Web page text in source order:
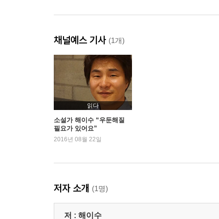
채널예스 기사 (1개)
읽다
소설가 해이수 “우둔해질
필요가 있어요”
2016년 08월 22일
저자 소개 (1명)
저 : 해이수